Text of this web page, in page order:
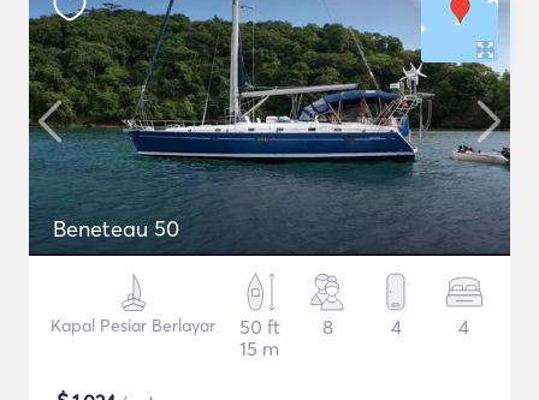
Beneteau 50
Kapal Pesiar Berlayar
50 ft
15 m
8 4 4